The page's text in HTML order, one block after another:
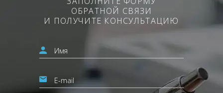
ОБРАТНОЙ СВЯЗИ
И ПОЛУЧИТЕ КОНСУЛЬТАЦИЮ